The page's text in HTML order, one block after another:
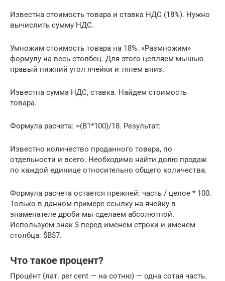
Известна стоимость товара и ставка НДС (18%). Нужно
вычислить сумму НДС.
Умножим стоимость товара на 18%. «Размножим»
формулу на весь столбец. Для этого цепляем мышью
правый нижний угол ячейки и тянем вниз.
Известна сумма НДС, ставка. Найдем стоимость
товара.
Формула расчета: =(B1*100)/18. Результат:
Известно количество проданного товара, по
отдельности и всего. Необходимо найти долю продаж
по каждой единице относительно общего количества.
Формула расчета остается прежней: часть / целое * 100.
Только в данном примере ссылку на ячейку в
знаменателе дроби мы сделаем абсолютной.
Используем знак $ перед именем строки и именем
столбца: $В$7.
Что такое процент?
Проце́нт (лат. per cent — на сотню) — одна сотая часть.